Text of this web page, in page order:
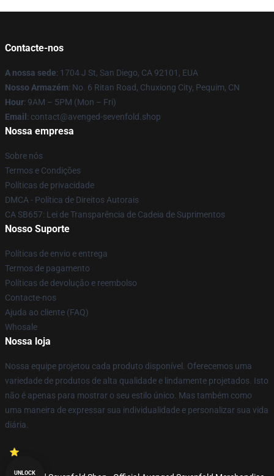
Contacte-nos
A nossa sede: 1704 J St, San Diego, CA 92101, EUA
Nosso Armazém: No. 6 Ritan Road, Chuxiong City, Pequim, CN
Hour: 9AM – 5PM (Mon – Fri)
Email : contact@avenged-sevenfold.shop
Nossa empresa
Sobre nós
Termos e Condições
Políticas de privacidade
DMCA - Política de Direitos Autorais
CA SB657: Lei de Transparência de Cadeia de Suprimentos
Nosso Suporte
Políticas de envio e entrega
Termos de pagamento
Políticas de devolução e reembolso
Contacte-nos
Ajuda ao cliente (FAQ)
Whosale
Nossa loja
Nossa equipe projetou cada produto disponível. Oferecemos uma
variedade de produtos de alta qualidade e lindamente projetados. Isto
não é apenas para mostrar o seu estilo único. Mas também como
uma maneira de expressar sua individualidade e personalizar sua vida
diária.
UNLOCK